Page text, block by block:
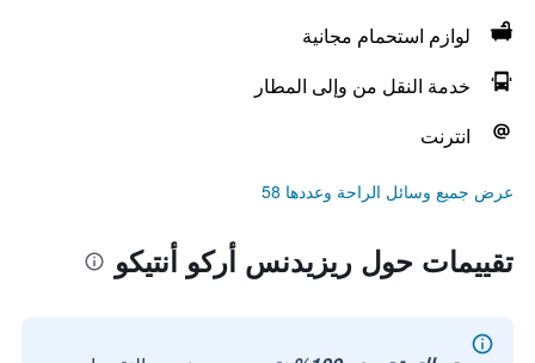
لوازم استحمام مجانية
خدمة النقل من وإلى المطار
انترنت
عرض جميع وسائل الراحة وعددها 58
تقييمات حول ريزيدنس أركو أنتيكو